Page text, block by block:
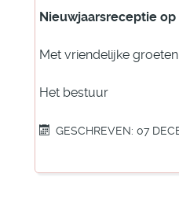
Nieuwjaarsreceptie
Met vriendelijke
Het bestuur
GESCHREVEN: 07